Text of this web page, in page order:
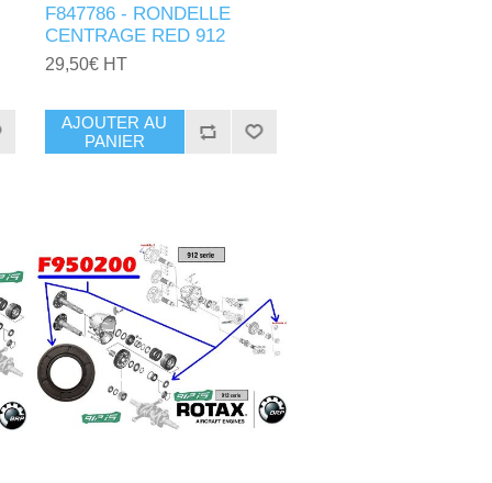
F847786 - RONDELLE
CENTRAGE RED 912
29,50€ HT
AJOUTER AU
PANIER